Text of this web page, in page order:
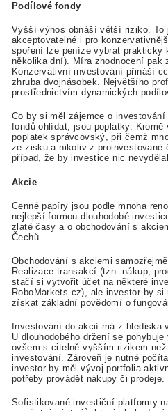
Podílové fondy
Vyšší výnos obnáší větší riziko. To
akceptovatelné i pro
spoření lze peníze vybrat prakticky
několika dní). Míra zhodnocení pak
Konzervativní investování přináší
zhruba dvojnásobek. Největšího
prostřednictvím dynamických
Co by si měl zájemce o
fondů ohlídat, jsou poplatky.
poplatek správcovský, při čemž
ze zisku a nikoliv z proinvestované
případ, že by investice nic
Akcie
Cenné papíry jsou podle mnoha
nejlepší formou dlouhodobé
zlaté časy a o obchodování s
Čechů.
Obchodování s akciemi
Realizace transakcí (tzn. nákup,
stačí si vytvořit účet na některé
RoboMarkets.cz), ale investor by
získat základní povědomí o
Investování do akcií má z hlediska
U dlouhodobého držení se
ovšem s citelně vyšším rizikem
investování. Zároveň je nutné
investor by měl vývoj portfolia
potřeby provádět nákupy či prodeje.
Sofistikované investiční platformy